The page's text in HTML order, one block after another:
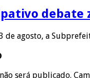
debate
de agosto, a
será publicado.